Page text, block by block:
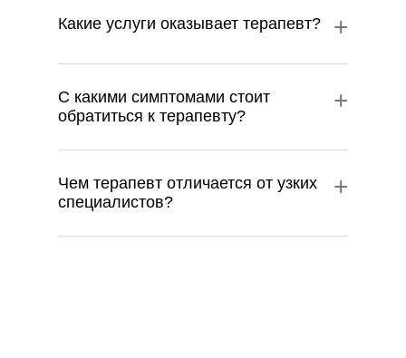
Какие услуги оказывает терапевт? +
С какими симптомами стоит
обратиться к терапевту?
+
Чем терапевт отличается от узких
специалистов?
+